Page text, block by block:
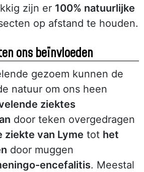
zijn er 100% natuurlijke
op afstand te houden.
ons beïnvloeden
gezoem kunnen de
natuur om ons heen
ziektes
door teken overgedragen
ziekte van Lyme tot het
door muggen
encefalitis. Meestal